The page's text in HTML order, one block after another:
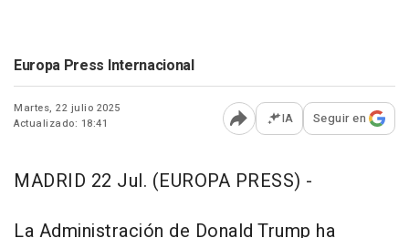
Europa Press Internacional
Martes, 22 julio 2025
Actualizado: 18:41
Abrir opciones para
IA Seguir en
MADRID 22 Jul. (EUROPA PRESS) -
La Administración de Donald Trump ha